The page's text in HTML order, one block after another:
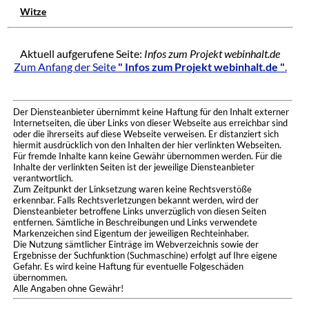
Witze
Aktuell aufgerufene Seite: Infos zum Projekt webinhalt.de
Zum Anfang der Seite " Infos zum Projekt webinhalt.de ".
Der Diensteanbieter übernimmt keine Haftung für den Inhalt externer
Internetseiten, die über Links von dieser Webseite aus erreichbar sind
oder die ihrerseits auf diese Webseite verweisen. Er distanziert sich
hiermit ausdrücklich von den Inhalten der hier verlinkten Webseiten.
Für fremde Inhalte kann keine Gewähr übernommen werden. Für die
Inhalte der verlinkten Seiten ist der jeweilige Diensteanbieter
verantwortlich.
Zum Zeitpunkt der Linksetzung waren keine Rechtsverstöße
erkennbar. Falls Rechtsverletzungen bekannt werden, wird der
Diensteanbieter betroffene Links unverzüglich von diesen Seiten
entfernen. Sämtliche in Beschreibungen und Links verwendete
Markenzeichen sind Eigentum der jeweiligen Rechteinhaber.
Die Nutzung sämtlicher Einträge im Webverzeichnis sowie der
Ergebnisse der Suchfunktion (Suchmaschine) erfolgt auf Ihre eigene
Gefahr. Es wird keine Haftung für eventuelle Folgeschäden
übernommen.
Alle Angaben ohne Gewähr!